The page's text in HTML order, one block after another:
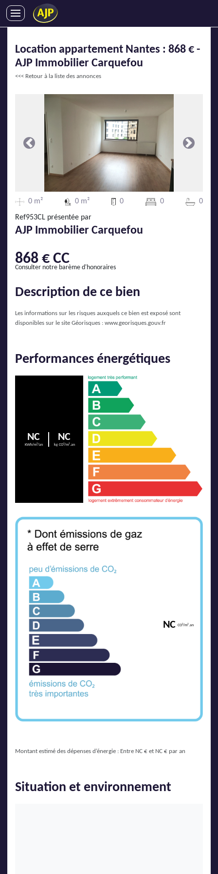
VENTES
LOCATIONS
GESTION LOCATIVE
IMMOBILIER NEUF
LOCATIONS DE VACANCES
ENTREPRISES
DEVENIR FRANCHISÉ
AJP Recrute
AJP Actualités
Service Qualité Clients
Location appartement Nantes : 868 € -
AJP Immobilier Carquefou
<<< Retour à la liste des annonces
Précédente Suivante
0 m² 0 m² 0 0 0
Ref953CL présentée par
AJP Immobilier Carquefou
868 € CC
Consulter notre barème d'honoraires
Description de ce bien
Les informations sur les risques auxquels ce bien est exposé sont
disponibles sur le site Géorisques : www.georisques.gouv.fr
Performances énergétiques
NC
KWh/m²/an
NC
kg CO²/m².an
NC CO²/m².an
Montant estimé des dépenses d’énergie : Entre NC € et NC € par an
Situation et environnement